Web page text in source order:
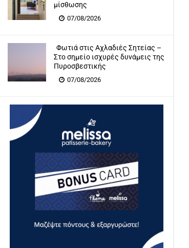
μίσθωσης
07/08/2026
Φωτιά στις Αχλαδιές Σητείας –
Στο σημείο ισχυρές δυνάμεις της
Πυροσβεστικής
07/08/2026